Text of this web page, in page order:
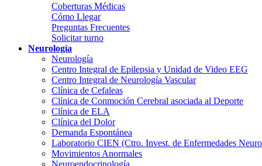
Coberturas Médicas
Cómo Llegar
Preguntas Frecuentes
Solicitar turno
Neurología
Neurología
Centro Integral de Epilepsia y Unidad de Video EEG
Centro Integral de Neurología Vascular
Clínica de Cefaleas
Clínica de Conmoción Cerebral asociada al Deporte
Clínica de ELA
Clínica del Dolor
Demanda Espontánea
Laboratorio CIEN (Ctro. Invest. de Enfermedades
Movimientos Anormales
Neuroendocrinología